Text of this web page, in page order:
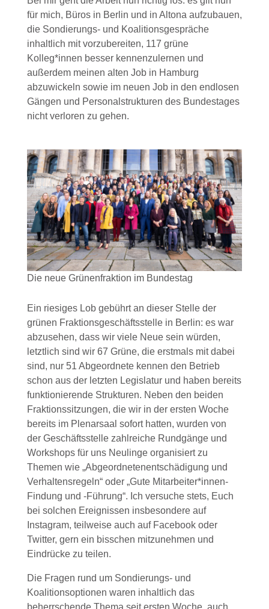
für mich, Büros in Berlin und in Altona aufzubauen,
die Sondierungs- und Koalitionsgespräche
inhaltlich mit vorzubereiten, 117 grüne
Kolleg*innen besser kennenzulernen und
außerdem meinen alten Job in Hamburg
abzuwickeln sowie im neuen Job in den endlosen
Gängen und Personalstrukturen des Bundestages
nicht verloren zu gehen.
Die neue Grünenfraktion im Bundestag
Ein riesiges Lob gebührt an dieser Stelle der
grünen Fraktionsgeschäftsstelle in Berlin: es war
abzusehen, dass wir viele Neue sein würden,
letztlich sind wir 67 Grüne, die erstmals mit dabei
sind, nur 51 Abgeordnete kennen den Betrieb
schon aus der letzten Legislatur und haben bereits
funktionierende Strukturen. Neben den beiden
Fraktionssitzungen, die wir in der ersten Woche
bereits im Plenarsaal sofort hatten, wurden von
der Geschäftsstelle zahlreiche Rundgänge und
Workshops für uns Neulinge organisiert zu
Themen wie „Abgeordnetenentschädigung und
Verhaltensregeln“ oder „Gute Mitarbeiter*innen-
Findung und -Führung“. Ich versuche stets, Euch
bei solchen Ereignissen insbesondere auf
Instagram, teilweise auch auf Facebook oder
Twitter, gern ein bisschen mitzunehmen und
Eindrücke zu teilen.
Die Fragen rund um Sondierungs- und
Koalitionsoptionen waren inhaltlich das
beherrschende Thema seit ersten Woche, auch